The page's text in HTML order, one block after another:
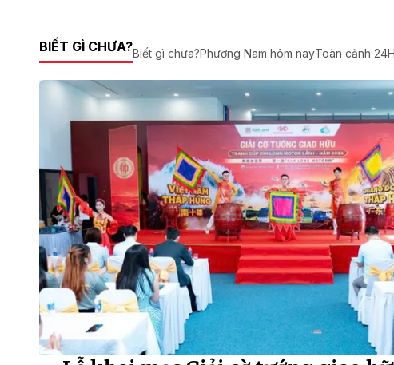
BIẾT GÌ CHƯA?Biết gì chưa?Phương Nam hôm nayToàn cảnh 24H